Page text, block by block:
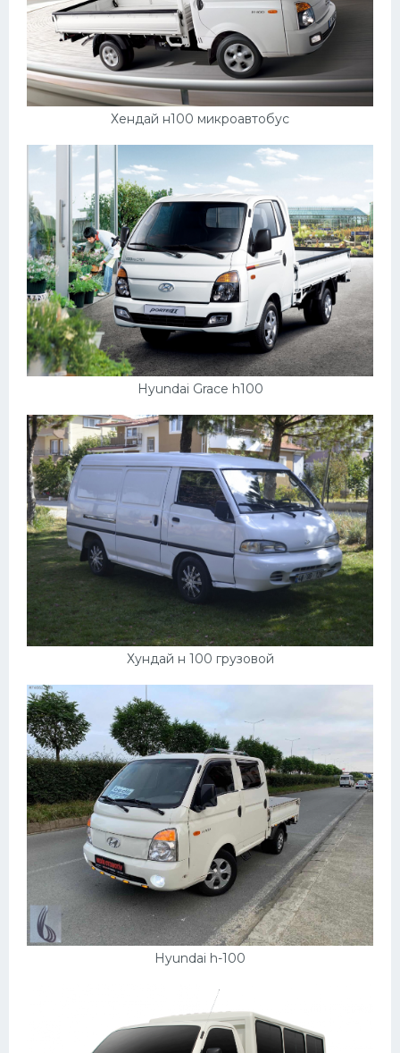
Хендай н100 микроавтобус
Hyundai Grace h100
Хундай н 100 грузовой
Hyundai h-100